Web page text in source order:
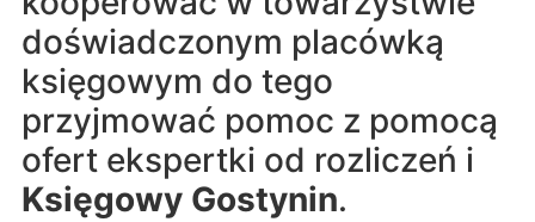
doświadczonym placówką
księgowym do tego
przyjmować pomoc z pomocą
ofert ekspertki od rozliczeń i
Księgowy Gostynin.